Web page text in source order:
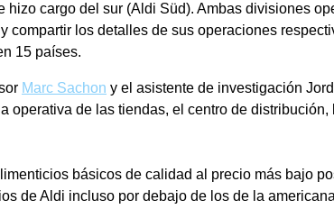
cargo del sur (Aldi Süd). Ambas divisiones
los detalles de sus operaciones
15 países.
Marc Sachon y el asistente de investigación
operativa de las tiendas, el centro de
básicos de calidad al precio más bajo
de Aldi incluso por debajo de los de la